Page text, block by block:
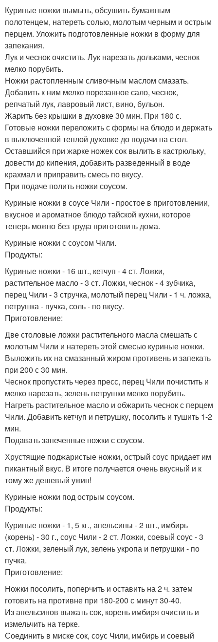
Куриные ножки вымыть, обсушить бумажным
полотенцем, натереть солью, молотым черным и острым
перцем. Уложить подготовленные ножки в форму для
запекания.
Лук и чеснок очистить. Лук нарезать дольками, чеснок
мелко порубить.
Ножки растопленным сливочным маслом смазать.
Добавить к ним мелко порезанное сало, чеснок,
репчатый лук, лавровый лист, вино, бульон.
Жарить без крышки в духовке 30 мин. При 180 с.
Готовые ножки переложить с формы на блюдо и держать
в выключенной теплой духовке до подачи на стол.
Оставшийся при жарке ножек сок вылить в кастрюльку,
довести до кипения, добавить разведенный в воде
крахмал и приправить смесь по вкусу.
При подаче полить ножки соусом.
Куриные ножки в соусе Чили - простое в приготовлении,
вкусное и ароматное блюдо тайской кухни, которое
теперь можно без труда приготовить дома.
Куриные ножки с соусом Чили.
Продукты:
Куриные ножки - 16 шт., кетчуп - 4 ст. Ложки,
растительное масло - 3 ст. Ложки, чеснок - 4 зубчика,
перец Чили - 3 стручка, молотый перец Чили - 1 ч. ложка,
петрушка - пучка, соль - по вкусу.
Приготовление:
Две столовые ложки растительного масла смешать с
молотым Чили и натереть этой смесью куриные ножки.
Выложить их на смазанный жиром противень и запекать
при 200 с 30 мин.
Чеснок пропустить через пресс, перец Чили почистить и
мелко нарезать, зелень петрушки мелко порубить.
Нагреть растительное масло и обжарить чеснок с перцем
Чили. Добавить кетчуп и петрушку, посолить и тушить 1-2
мин.
Подавать запеченные ножки с соусом.
Хрустящие поджаристые ножки, острый соус придает им
пикантный вкус. В итоге получается очень вкусный и к
тому же дешевый ужин!
Куриные ножки под острым соусом.
Продукты:
Куриные ножки - 1, 5 кг., апельсины - 2 шт., имбирь
(корень) - 30 г., соус Чили - 2 ст. Ложки, соевый соус - 3
ст. Ложки, зеленый лук, зелень укропа и петрушки - по
пучка.
Приготовление:
Ножки посолить, поперчить и оставить на 2 ч. затем
готовить на противне при 180-200 с минут 30-40.
Из апельсинов выжать сок, корень имбиря очистить и
измельчить на терке.
Соединить в миске сок, соус Чили, имбирь и соевый